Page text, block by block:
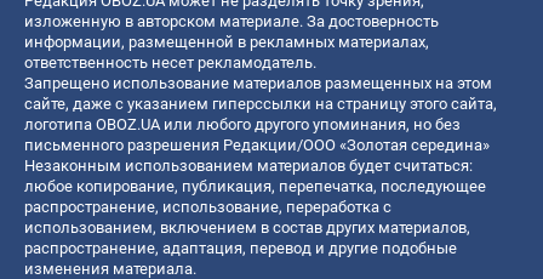
изложенную в авторском материале. За достоверность
информации, размещенной в рекламных материалах,
ответственность несет рекламодатель.
Запрещено использование материалов размещенных на этом
сайте, даже с указанием гиперссылки на страницу этого сайта,
логотипа OBOZ.UA или любого другого упоминания, но без
письменного разрешения Редакции/ООО «Золотая середина»
Незаконным использованием материалов будет считаться:
любое копирование, публикация, перепечатка, последующее
распространение, использование, переработка с
использованием, включением в состав других материалов,
распространение, адаптация, перевод и другие подобные
изменения материала.